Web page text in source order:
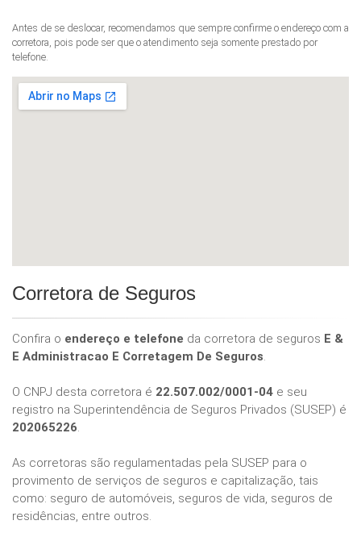
Antes de se deslocar, recomendamos que sempre confirme o endereço com a
corretora, pois pode ser que o atendimento seja somente prestado por
telefone.
Corretora de Seguros
Confira o endereço e telefone da corretora de seguros E &
E Administracao E Corretagem De Seguros.
O CNPJ desta corretora é 22.507.002/0001-04 e seu
registro na Superintendência de Seguros Privados (SUSEP) é
202065226.
As corretoras são regulamentadas pela SUSEP para o
provimento de serviços de seguros e capitalização, tais
como: seguro de automóveis, seguros de vida, seguros de
residências, entre outros.